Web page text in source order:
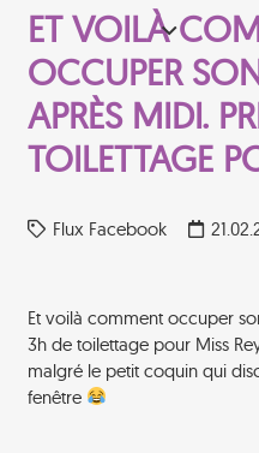
ET VOILÀ
OCCUPER
APRÈS MIDI.
TOILETTAGE
Flux Facebook
Et voilà comment occuper
3h de toilettage pour Miss
malgré le petit coquin qui
fenêtre